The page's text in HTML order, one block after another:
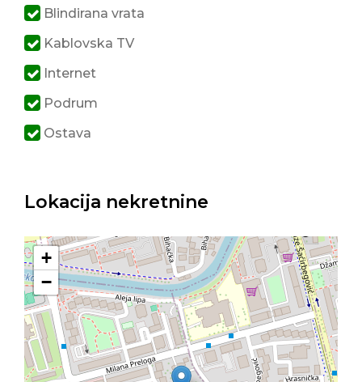
Blindirana vrata
Kablovska TV
Internet
Podrum
Ostava
Lokacija nekretnine
+
−